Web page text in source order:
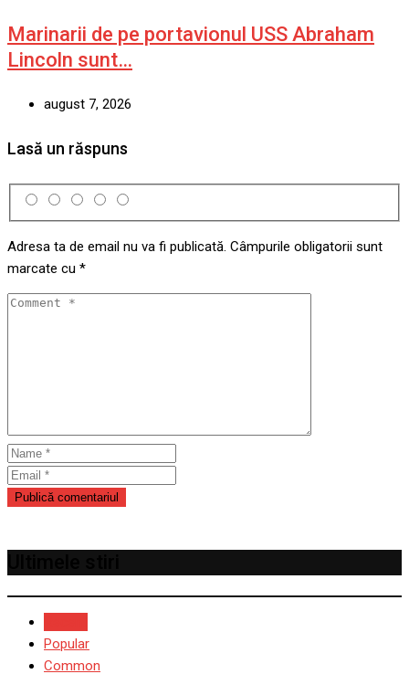
Marinarii de pe portavionul USS Abraham
Lincoln sunt…
august 7, 2026
Lasă un răspuns
Adresa ta de email nu va fi publicată. Câmpurile obligatorii sunt
marcate cu *
Popular
Common